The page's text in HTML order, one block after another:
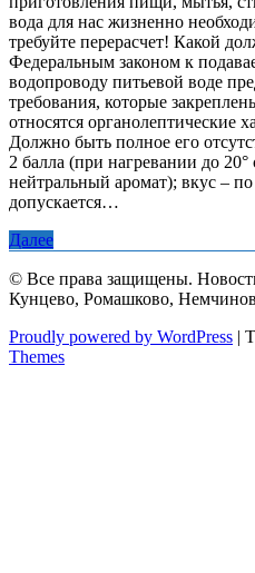
вода для нас жизненно
требуйте перерасчет! Какой
Федеральным законом к
водопроводу питьевой воде
требования, которые
относятся органолептические
Должно быть полное его
2 балла (при нагревании до
нейтральный аромат); вкус –
допускается…
Далее
© Все права защищены.
Кунцево, Ромашково,
Proudly powered by WordPress |
Themes